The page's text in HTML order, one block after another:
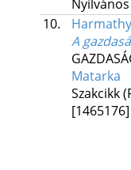
10.
A
Matarka
Szakcikk
[1465176]